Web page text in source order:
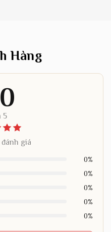
Hàng
5
giá
0%
0%
0%
0%
0%